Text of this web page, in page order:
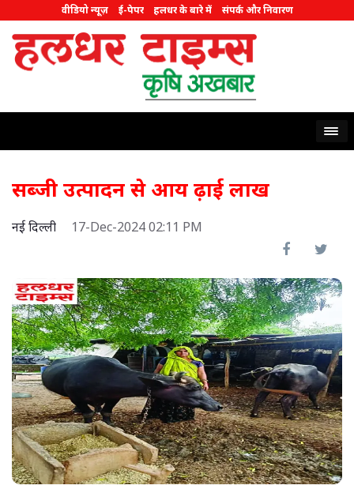
वीडियो न्यूज़ ई-पेपर हलधर के बारे में संपर्क और निवारण
सब्जी उत्पादन से आय ढ़ाई लाख
नई दिल्ली 17-Dec-2024 02:11 PM